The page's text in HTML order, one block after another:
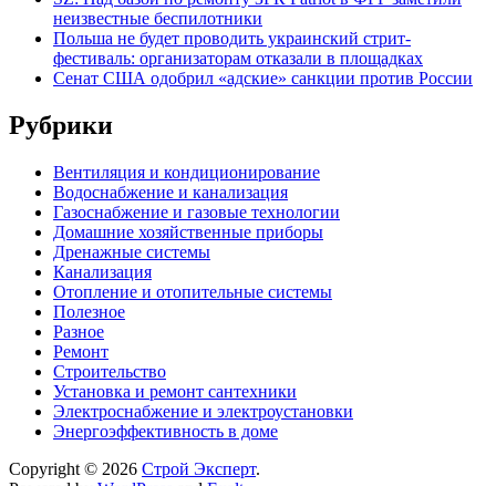
неизвестные беспилотники
Польша не будет проводить украинский стрит-
фестиваль: организаторам отказали в площадках
Сенат США одобрил «адские» санкции против России
Рубрики
Вентиляция и кондиционирование
Водоснабжение и канализация
Газоснабжение и газовые технологии
Домашние хозяйственные приборы
Дренажные системы
Канализация
Отопление и отопительные системы
Полезное
Разное
Ремонт
Строительство
Установка и ремонт сантехники
Электроснабжение и электроустановки
Энергоэффективность в доме
Copyright © 2026 Строй Эксперт.